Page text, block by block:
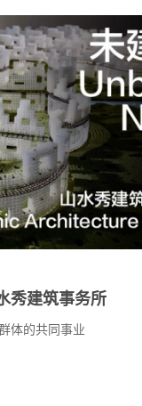
秀建筑事务所
体的共同事业